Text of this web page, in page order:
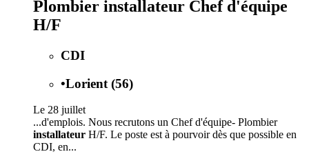
Plombier installateur Chef d'équipe
H/F
CDI
•Lorient (56)
Le 28 juillet
...d'emplois. Nous recrutons un Chef d'équipe- Plombier
installateur H/F. Le poste est à pourvoir dès que possible en
CDI, en...